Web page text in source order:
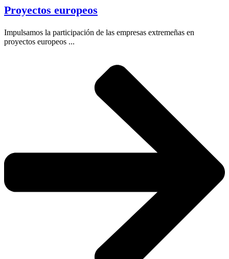
Proyectos europeos
Impulsamos la participación de las empresas extremeñas en
proyectos europeos ...